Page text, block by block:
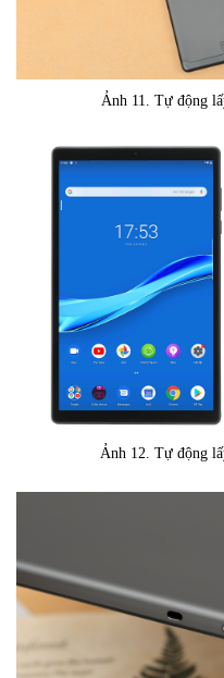
Ảnh 11. Tự động
Ảnh 12. Tự động